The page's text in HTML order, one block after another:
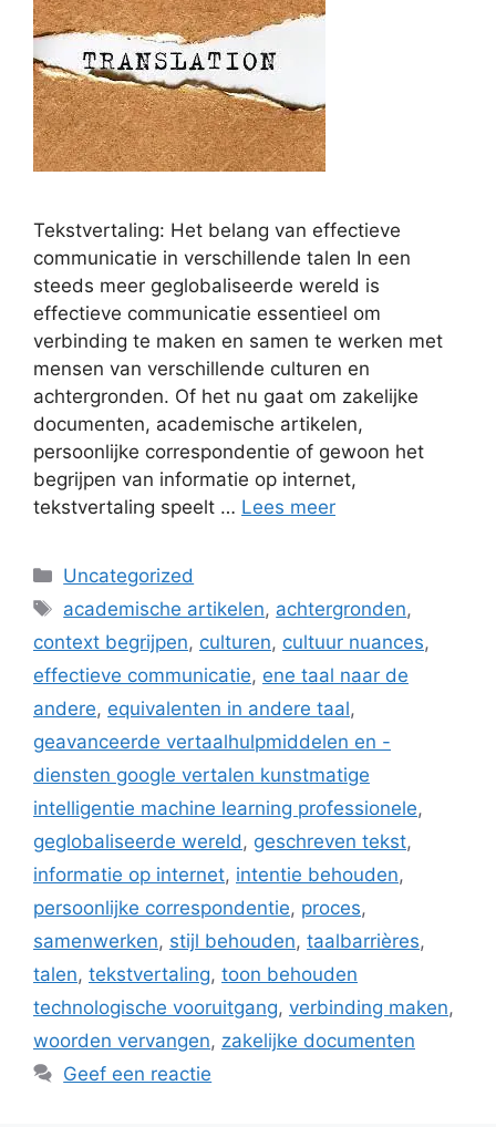
Tekstvertaling: Het belang van effectieve
communicatie in verschillende talen In een
steeds meer geglobaliseerde wereld is
effectieve communicatie essentieel om
verbinding te maken en samen te werken met
mensen van verschillende culturen en
achtergronden. Of het nu gaat om zakelijke
documenten, academische artikelen,
persoonlijke correspondentie of gewoon het
begrijpen van informatie op internet,
tekstvertaling speelt … Lees meer
Categorieën
Uncategorized
Tags
academische artikelen, achtergronden,
context begrijpen, culturen, cultuur nuances,
effectieve communicatie, ene taal naar de
andere, equivalenten in andere taal,
geavanceerde vertaalhulpmiddelen en -
diensten google vertalen kunstmatige
intelligentie machine learning professionele,
geglobaliseerde wereld , geschreven tekst,
informatie op internet, intentie behouden,
persoonlijke correspondentie, proces,
samenwerken, stijl behouden, taalbarrières,
talen, tekstvertaling, toon behouden
technologische vooruitgang, verbinding maken,
woorden vervangen, zakelijke documenten
Geef een reactie